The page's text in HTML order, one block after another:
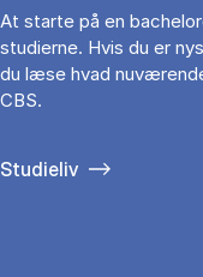
At starte på en
studierne. Hvis du er
du læse hvad
CBS.
Studieliv